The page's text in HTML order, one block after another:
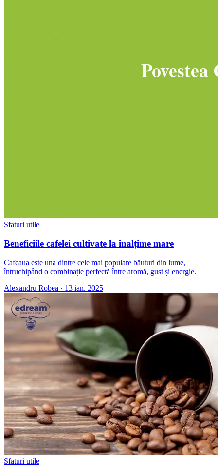
Sfaturi utile
Beneficiile cafelei cultivate la înalțime mare
Cafeaua este una dintre cele mai populare băuturi din lume,
întruchipând o combinație perfectă între aromă, gust și energie.
Alexandru Robea · 13 ian. 2025
Sfaturi utile